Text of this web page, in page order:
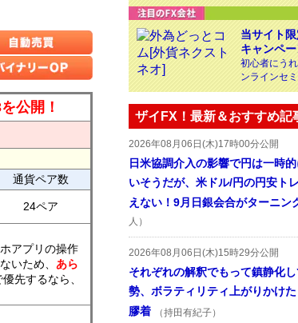
公開！
通貨ペア数
24ペア
アプリの操作
いため、 あら
先するなら、
当サイト限
キャンペ
初心者にう
ンラインセ
ザイFX！最新＆おすすめ記
2026年08月06日(木)17時00分公開
日米協調介入の影響で円は一時
いそうだが、米ドル/円の円安ト
えない！9月日銀会合がターニン
人）
2026年08月06日(木)15時29分公開
それぞれの解釈でもって鎮静化
勢、ボラティリティ上がりかけ
膠着
（持田有紀子）